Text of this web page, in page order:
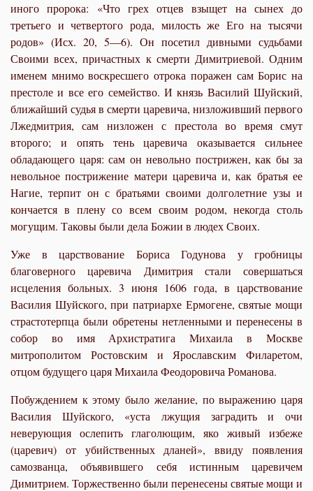
иного пророка: «Что грех отцев взыщет на сынех до
третьего и четвертого рода, милость же Его на тысячи
родов» (Исх. 20, 5—6). Он посетил дивными судьбами
Своими всех, причастных к смерти Димитриевой. Одним
именем мнимо воскресшего отрока поражен сам Борис на
престоле и все его семейство. И князь Василий Шуйский,
ближайший судья в смерти царевича, низложивший первого
Лжедмитрия, сам низложен с престола во время смут
второго; и опять тень царевича оказывается сильнее
обладающего царя: сам он невольно пострижен, как бы за
невольное пострижение матери царевича и, как братья ее
Нагие, терпит он с братьями своими долголетние узы и
кончается в плену со всем своим родом, некогда столь
могущим. Таковы были дела Божии в людех Своих.
Уже в царствование Бориса Годунова у гробницы
благоверного царевича Димит­рия стали совершаться
исцеления больных. 3 июня 1606 года, в царствование
Василия Шуйского, при патриархе Ермогене, святые мощи
страстотерпца были обретены нетленными и перенесены в
собор во имя Архистратига Михаила в Москве
митрополитом Ростовским и Ярославским Филаретом,
отцом будущего царя Михаила Феодоровича Романова.
Побуждением к этому было желание, по выражению царя
Василия Шуйского, «уста лжущия заградить и очи
неверующия ослепить глаголющим, яко живый избеже
(царевич) от убийственных дланей», ввиду появления
самозванца, объя­вившего себя истинным царевичем
Димитрием. Торжественно были перенесены святые мощи и